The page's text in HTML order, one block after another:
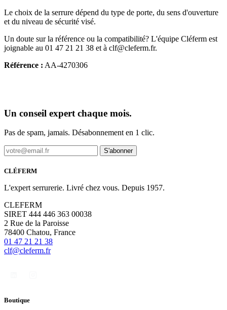
Le choix de la serrure dépend du type de porte, du sens d'ouverture
et du niveau de sécurité visé.
Un doute sur la référence ou la compatibilité? L'équipe Cléferm est
joignable au 01 47 21 21 38 et à clf@cleferm.fr.
Référence : AA-4270306
Un conseil expert chaque mois.
Pas de spam, jamais. Désabonnement en 1 clic.
S'abonner
CLÉFERM
L'expert serrurerie. Livré chez vous. Depuis 1957.
CLEFERM
SIRET 444 446 363 00038
2 Rue de la Paroisse
78400 Chatou, France
01 47 21 21 38
clf@cleferm.fr
Boutique